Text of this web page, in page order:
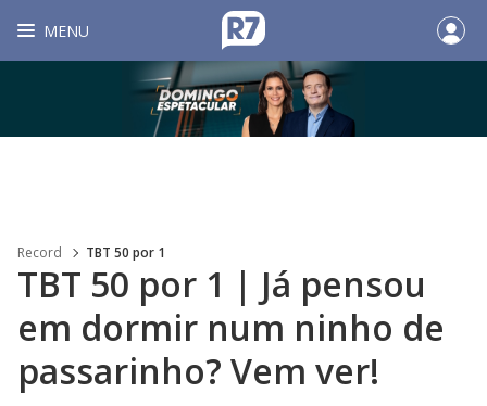
MENU
Record TBT 50 por 1
TBT 50 por 1 | Já pensou
em dormir num ninho de
passarinho? Vem ver!